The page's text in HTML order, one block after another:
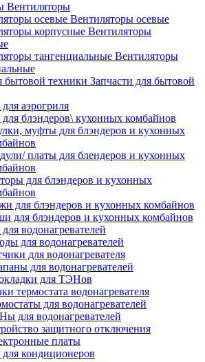
Вентиляторы
Вентиляторы осевые
Вентиляторы
Вентиляторы
Запчасти для бытовой
аэрогриля
для блэндеров\ кухонных комбайнов
муфты для блэндеров и кухонных
платы для блендеров и кухонных
для блэндеров и кухонных
для блэндеров и кухонных комбайнов
для блэндеров и кухонных комбайнов
водонагревателей
для водонагревателей
для водонагревателя
для водонагревателей
для ТЭНов
термостата водонагревателя
для водонагревателей
для водонагревателей
защитного отключения
платы
для кондиционеров